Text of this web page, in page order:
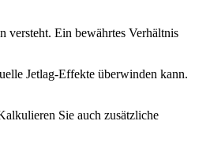
versteht. Ein bewährtes Verhältnis
Jetlag-Effekte überwinden kann.
Sie auch zusätzliche